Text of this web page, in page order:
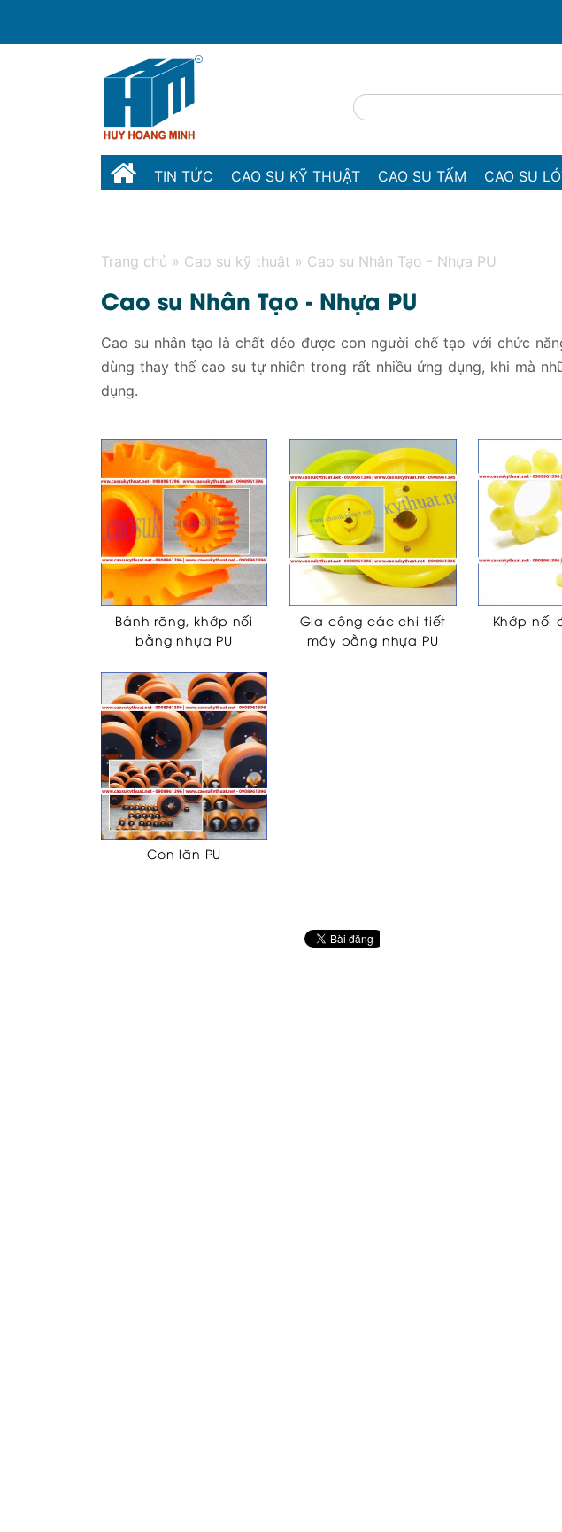
TIN TỨC CAO SU KỸ THUẬT CAO SU TẤM CAO SU
Trang chủ » Cao su kỹ thuật » Cao su Nhân Tạo - Nhựa PU
Cao su Nhân Tạo - Nhựa PU
Cao su nhân tạo là chất dẻo được con người chế tạo với chức
dùng thay thế cao su tự nhiên trong rất nhiều ứng dụng, khi mà
dụng.
Bánh răng, khớp nối
bằng nhựa PU
Gia công các chi tiết
máy bằng nhựa PU
Khớp nối
Con lăn PU